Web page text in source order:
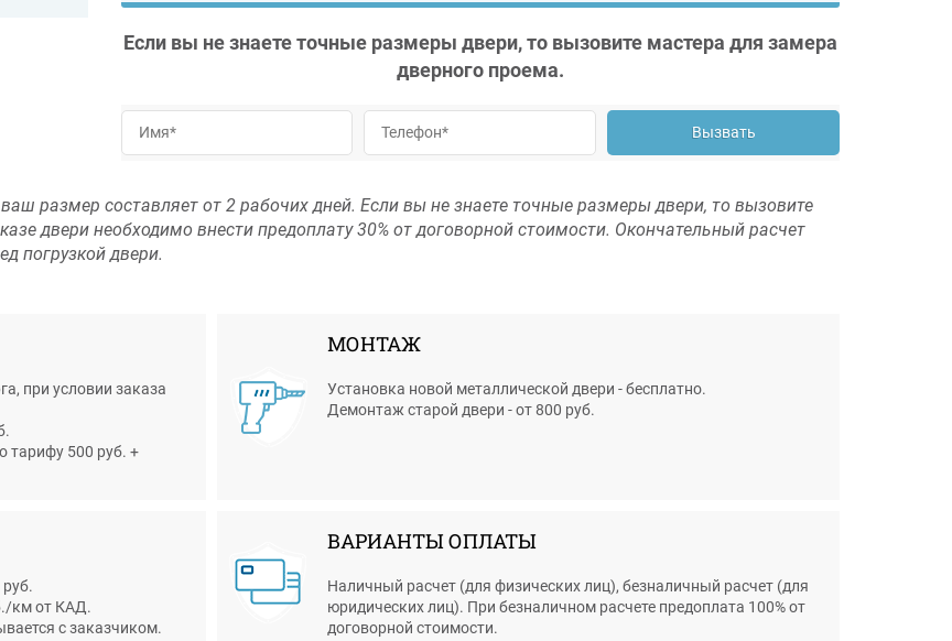
Если вы не знаете точные размеры двери, то вызовите мастера для замера
дверного проема.
Вызвать
размер составляет от 2 рабочих дней. Если вы не знаете точные размеры двери, то вызовите
двери необходимо внести предоплату 30% от договорной стоимости. Окончательный расчет
погрузкой двери.
при условии заказа
тарифу 500 руб. +
МОНТАЖ
Установка новой металлической двери - бесплатно.
Демонтаж старой двери - от 800 руб.
км от КАД.
с заказчиком.
ВАРИАНТЫ ОПЛАТЫ
Наличный расчет (для физических лиц), безналичный расчет (для
юридических лиц). При безналичном расчете предоплата 100% от
договорной стоимости.